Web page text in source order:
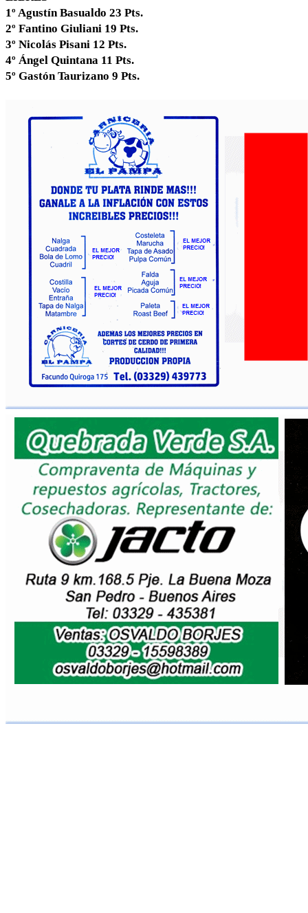
1º Agustín Basualdo 23 Pts.
2º Fantino Giuliani 19 Pts.
3º Nicolás Pisani 12 Pts.
4º Ángel Quintana 11 Pts.
5º Gastón Taurizano 9 Pts.